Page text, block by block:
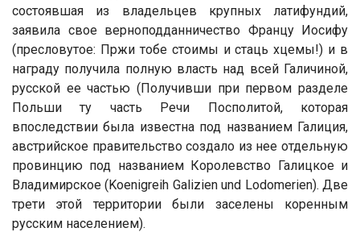
состоявшая из владельцев крупных латифундий,
заявила свое верноподданничество Францу Иосифу
(пресловутое: Пржи тобе стоимы и стаць хцемы!) и в
награду получила полную власть над всей Галичиной,
русской ее частью (Получивши при первом разделе
Польши ту часть Речи Посполитой, которая
впоследствии была известна под названием Галиция,
австрийское правительство создало из нее отдельную
провинцию под названием Королевство Галицкое и
Владимирское (Koenigreih Galizien und Lodomerien). Две
трети этой территории были заселены коренным
русским населением).